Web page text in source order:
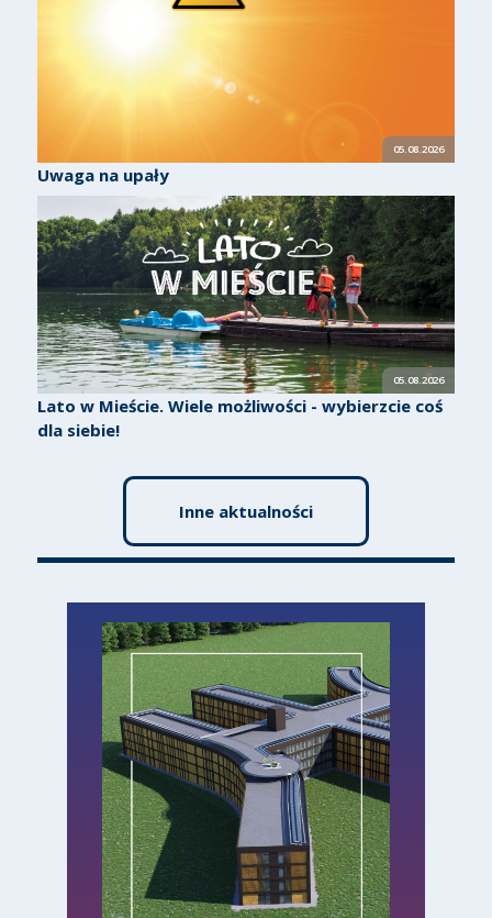
05.08.2026
Uwaga na upały
05.08.2026
Lato w Mieście. Wiele możliwości - wybierzcie coś
dla siebie!
Inne aktualności